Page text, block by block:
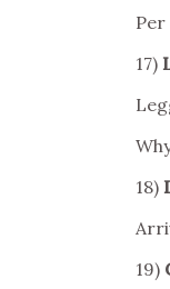
17)
18)
19)